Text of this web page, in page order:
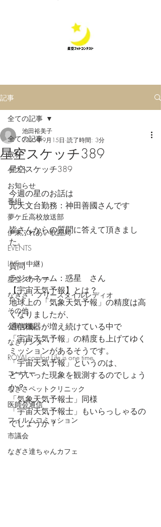
記事
全ての記事
取材
ゲスト
お知らせ
番組
夢ケ丘高校放送部
伊東ふれあい歌謡局
EVENTS
LIVE（中継）
星空スケッチ
なぎさ・フリースタイルレディオ
その他
公開収録
なぎサンタ
ROYALcomfort Life is one time
コーナー
なぎさペットクリニック
医師会通信
フィルムコミッション
市議会
なぎさ達ちゃんカフェ
全ての記事
星空スケッチ389
池田裕美子
2025年9月15日 読了時間: 3分
星空スケッチ389
今週の星のお話は
元天文台勤務：神田善國さんです
皆さんからの質問に答えて頂きまし
た。
質問
ラジオネーム：惑星　さん
【宇宙天気予報】とは？
地球上の「気象天気予報」の精度は高
くなりましたが、
通信機器が増え続けている中で
「宇宙天気予報」の精度も上げてゆく
ミッションがあるそうです。
「宇宙天気予報」というのは、
どういった現象を観測するのでしょう
か？
「気象天気予報士」同様
「宇宙天気予報士」もいらっしゃるの
でしょうか？